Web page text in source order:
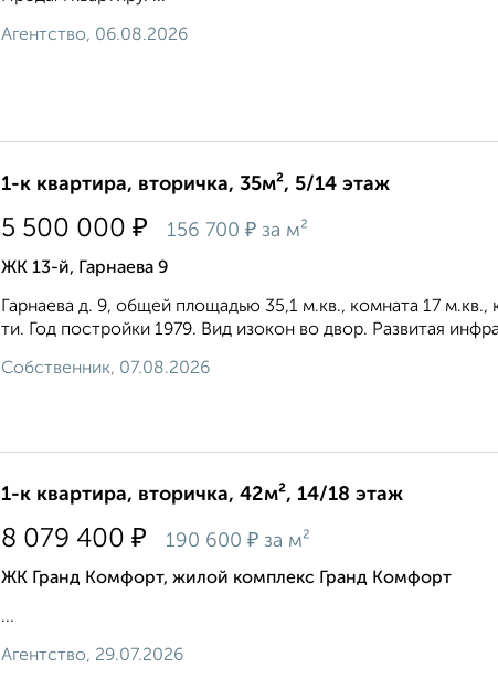
Агентство, 06.08.2026
1-к квартира, вторичка, 35м², 5/14 этаж
5 500 000 ₽ 156 700 ₽ за м²
ЖК 13-й, Гарнаева 9
Гарнаева д. 9, общей площадью 35,1 м.кв., комната 17
ти. Год постройки 1979. Вид изокон во двор. Развитая
Собственник, 07.08.2026
1-к квартира, вторичка, 42м², 14/18 этаж
8 079 400 ₽ 190 600 ₽ за м²
ЖК Гранд Комфорт, жилой комплекс Гранд Комфорт
...
Агентство, 29.07.2026